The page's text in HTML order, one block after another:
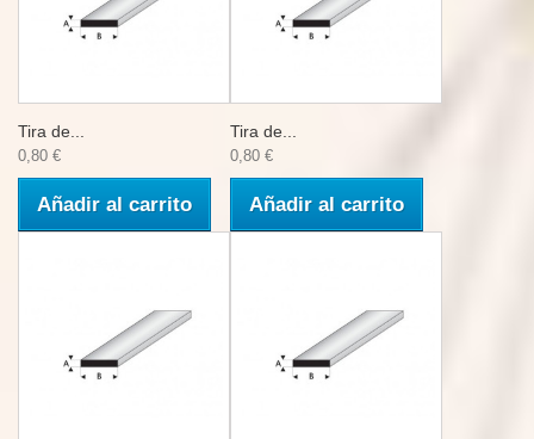
Tira de...
0,80 €
Añadir al carrito
Tira de...
0,80 €
Añadir al carrito